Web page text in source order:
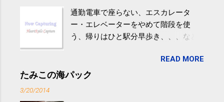
通勤電車で座らない、エスカレータ
ー・エレベーターをやめて階段を使
う、帰りはひと駅分早歩き、、、など
やすい。 スポーツウェア・シューズで
するものだけが運動ではない。 食べ
READ MORE
たみこの海パック
3/20/2014